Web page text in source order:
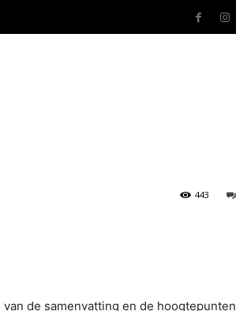
443
de samenvatting en de hoogtepunten